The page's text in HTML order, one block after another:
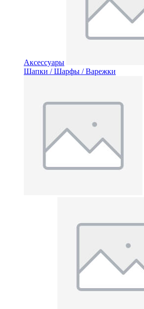
Аксессуары
Шапки / Шарфы / Варежки